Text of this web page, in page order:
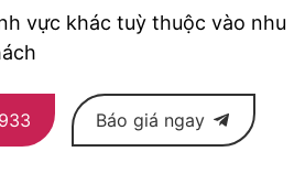
vực khác tuỳ thuộc vào nhu
Báo giá ngay